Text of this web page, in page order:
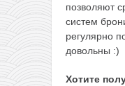
позволяют
систем
регулярно
довольны :)
Хотите